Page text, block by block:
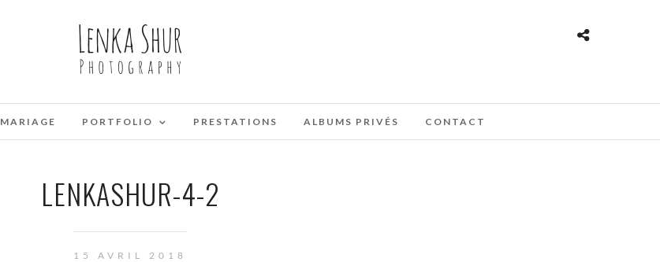
MARIAGE PORTFOLIO PRESTATIONS ALBUMS PRIVÉS CONTACT
LENKASHUR-4-2
15 AVRIL 2018